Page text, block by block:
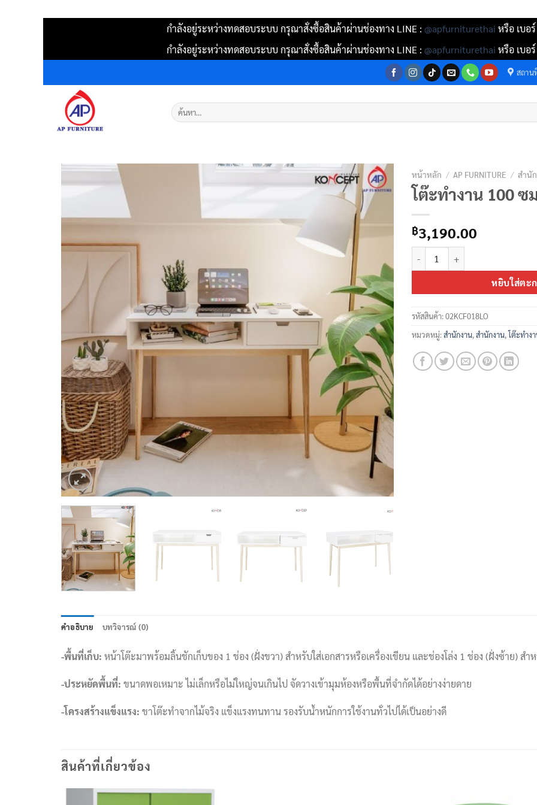
กำลังอยู่ระหว่างทดสอบระบบ กรุณาสั่งซื้อสินค้าผ่านช่องทาง LINE : @apfurniturethai หรือ เบอ
กำลังอยู่ระหว่างทดสอบระบบ กรุณาสั่งซื้อสินค้าผ่านช่องทาง LINE : @apfurniturethai หรือ เบอ
เนื้อหา
สถาน
ค้นหา:
หน้าหลัก / AP FURNITURE / สำนั
โต๊ะทำงาน 100 ซ
฿3,190.00
หยิบใส่ตะ
รหัสสินค้า:02KCF018LO
หมวดหมู่:สำนักงาน,สำนักงาน,โต๊ะทำง
คำอธิบาย บทวิจารณ์ (0)
-พื้นที่เก็บ: หน้าโต๊ะมาพร้อมลิ้นชักเก็บของ 1 ช่อง (ฝั่งขวา) สำหรับใส่เอกสารหรือเครื่องเขียน และช่องโล่ง 1 ช่อง (ฝั่งซ้าย) ส
-ประหยัดพื้นที่: ขนาดพอเหมาะ ไม่เล็กหรือไม่ใหญ่จนเกินไป จัดวางเข้ามุมห้องหรือพื้นที่จำกัดได้อย่างง่ายดาย
-โครงสร้างแข็งแรง: ขาโต๊ะทำจากไม้จริง แข็งแรงทนทาน รองรับน้ำหนักการใช้งานทั่วไปได้เป็นอย่างดี
สินค้าที่เกี่ยวข้อง